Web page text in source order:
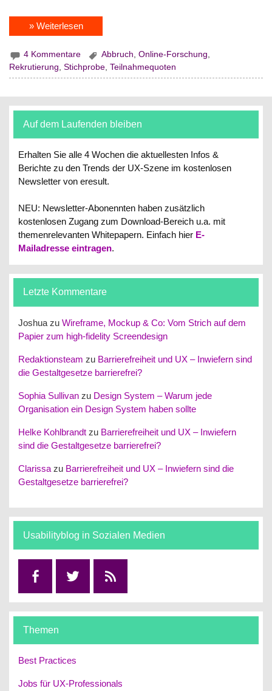
» Weiterlesen
4 Kommentare Abbruch,Online-Forschung,
Rekrutierung ,Stichprobe ,Teilnahmequoten
Auf dem Laufenden bleiben
Erhalten Sie alle 4 Wochen die aktuellesten Infos &
Berichte zu den Trends der UX-Szene im kostenlosen
Newsletter von eresult.
NEU: Newsletter-Abonennten haben zusätzlich
kostenlosen Zugang zum Download-Bereich u.a. mit
themenrelevanten Whitepapern. Einfach hier E-
Mailadresse eintragen.
Letzte Kommentare
Joshua zuWireframe, Mockup & Co: Vom Strich auf dem
Papier zum high-fidelity Screendesign
Redaktionsteam zu Barrierefreiheit und UX – Inwiefern sind
die Gestaltgesetze barrierefrei?
Sophia Sullivan zu Design System – Warum jede
Organisation ein Design System haben sollte
Helke Kohlbrandt zu Barrierefreiheit und UX – Inwiefern
sind die Gestaltgesetze barrierefrei?
Clarissa zu Barrierefreiheit und UX – Inwiefern sind die
Gestaltgesetze barrierefrei?
Usabilityblog in Sozialen Medien
Themen
Best Practices
Jobs für UX-Professionals